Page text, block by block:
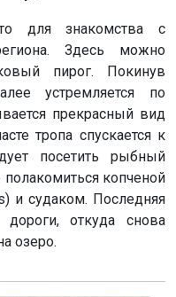
для знакомства с
Здесь можно
пирог. Покинув
устремляется по
прекрасный вид
тропа спускается к
посетить рыбный
полакомиться копченой
и судаком. Последняя
откуда снова
озеро.